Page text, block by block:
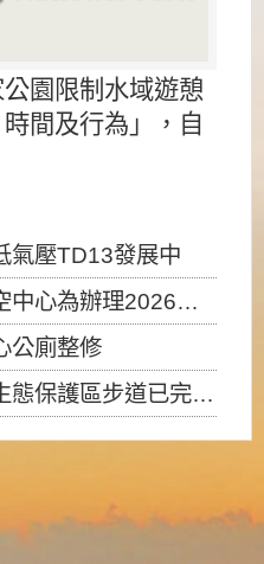
園限制水域遊憩
間及行為」，自
氣壓TD13發展中
火箭競賽，陸、海、空域警戒及協調相關事宜，因颱風備案事宜
公廁整修
，自115年7月13日（星期一）起恢復開放入園，歡迎民眾依規定申請入園....